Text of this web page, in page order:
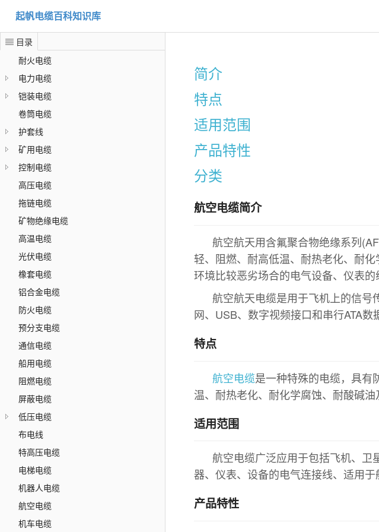
起帆电缆百科知识库
目录
耐火电缆
电力电缆
铠装电缆
卷筒电缆
护套线
矿用电缆
控制电缆
高压电缆
拖链电缆
矿物绝缘电缆
高温电缆
光伏电缆
橡套电缆
铝合金电缆
防火电缆
预分支电缆
通信电缆
船用电缆
阻燃电缆
屏蔽电缆
低压电缆
布电线
特高压电缆
电梯电缆
机器人电缆
航空电缆
机车电缆
简介
特点
适用范围
产品特性
分类
航空电缆简介
航空航天用含氟聚合物绝缘系列
轻、阻燃、耐高低温、耐热老化、耐
环境比较恶劣场合的电气设备、仪表
航空航天电缆是用于飞机上的信号
网、USB、数字视频接口和串行ATA
特点
航空电缆是一种特殊的电缆，具有
温、耐热老化、耐化学腐蚀、耐酸碱油
适用范围
航空电缆广泛应用于包括飞机、
器、仪表、设备的电气连接线、适用
产品特性